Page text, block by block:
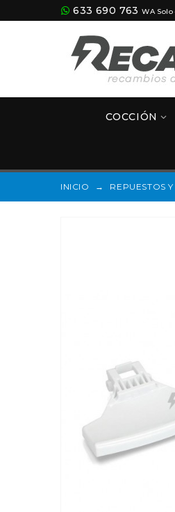
633 690 763 WA
COCCIÓN
INICIO → REPUESTOS